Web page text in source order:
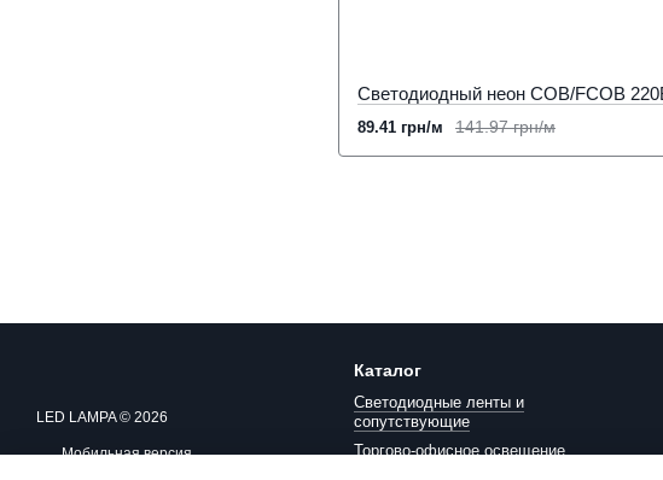
141.97 грн/м
89.41 грн/м
LED LAMPA © 2026
Мобильная версия
Каталог
Светодиодные ленты и
сопутствующие
Торгово-офисное освещение